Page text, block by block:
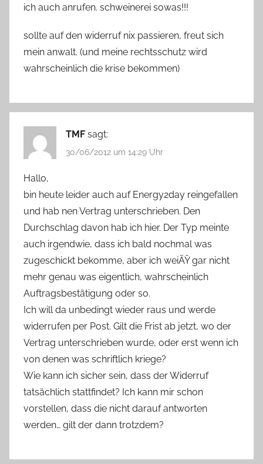
ich auch anrufen. schweinerei sowas!!!
sollte auf den widerruf nix passieren, freut sich
mein anwalt. (und meine rechtsschutz wird
wahrscheinlich die krise bekommen)
TMF sagt:
30/06/2012 um 14:29 Uhr
Hallo,
bin heute leider auch auf Energy2day reingefallen
und hab nen Vertrag unterschrieben. Den
Durchschlag davon hab ich hier. Der Typ meinte
auch irgendwie, dass ich bald nochmal was
zugeschickt bekomme, aber ich weiÃŸ gar nicht
mehr genau was eigentlich, wahrscheinlich
Auftragsbestätigung oder so.
Ich will da unbedingt wieder raus und werde
widerrufen per Post. Gilt die Frist ab jetzt, wo der
Vertrag unterschrieben wurde, oder erst wenn ich
von denen was schriftlich kriege?
Wie kann ich sicher sein, dass der Widerruf
tatsächlich stattfindet? Ich kann mir schon
vorstellen, dass die nicht darauf antworten
werden… gilt der dann trotzdem?